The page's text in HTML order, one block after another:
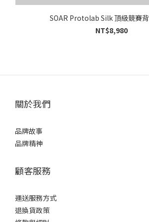
SOAR Protolab Silk 頂級競賽
NT$8,980
關於我們
品牌故事
品牌精神
顧客服務
運送服務方式
退換貨政策